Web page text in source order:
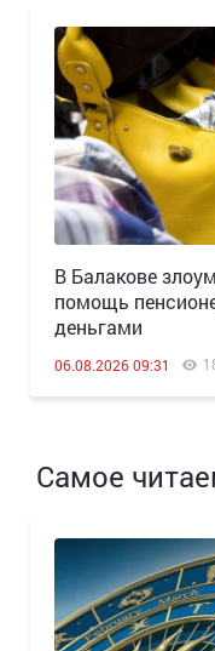
В Балакове
помощь
деньгами
06.08.2026 09:31
Самое